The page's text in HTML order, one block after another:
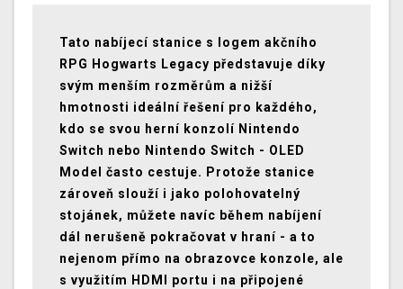
Tato nabíjecí stanice s logem akčního
RPG Hogwarts Legacy představuje díky
svým menším rozměrům a nižší
hmotnosti ideální řešení pro každého,
kdo se svou herní konzolí Nintendo
Switch nebo Nintendo Switch - OLED
Model často cestuje. Protože stanice
zároveň slouží i jako polohovatelný
stojánek, můžete navíc během nabíjení
dál nerušeně pokračovat v hraní - a to
nejenom přímo na obrazovce konzole, ale
s využitím HDMI portu i na připojené